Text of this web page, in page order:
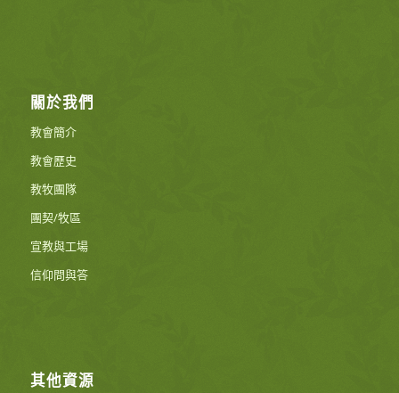
關於我們
教會簡介
教會歷史
教牧團隊
團契/牧區
宣教與工場
信仰問與答
其他資源